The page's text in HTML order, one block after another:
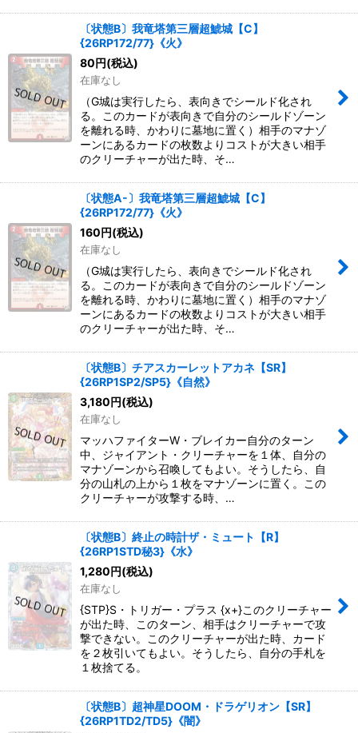
〔状態B〕我竜塔第三層超鯱城【C】
{26RP172/77}《火》
80円(税込)
在庫なし
（G城は実行したら、表向きでシールド化され
る。このカードが表向きで自分のシールドゾーン
を離れる時、かわりに墓地に置く）相手のマナゾ
ーンにあるカードの枚数よりコストが大きい相手
のクリーチャーが出た時、そ…
〔状態A-〕我竜塔第三層超鯱城【C】
{26RP172/77}《火》
160円(税込)
在庫なし
（G城は実行したら、表向きでシールド化され
る。このカードが表向きで自分のシールドゾーン
を離れる時、かわりに墓地に置く）相手のマナゾ
ーンにあるカードの枚数よりコストが大きい相手
のクリーチャーが出た時、そ…
〔状態B〕チアスカーレットアカネ【SR】
{26RP1SP2/SP5}《自然》
3,180円(税込)
在庫なし
マッハファイターW・ブレイカー自分のターン
中、ジャイアント・クリーチャーを１体、自分の
マナゾーンから召喚してもよい。そうしたら、自
分の山札の上から１枚をマナゾーンに置く。この
クリーチャーが攻撃する時、…
〔状態B〕終止の時計ザ・ミュート【R】
{26RP1STD秘3}《水》
1,280円(税込)
在庫なし
{STP}S・トリガー・プラス {x+}このクリーチャー
が出た時、このターン、相手はクリーチャーで攻
撃できない。このクリーチャーが出た時、カード
を２枚引いてもよい。そうしたら、自分の手札を
１枚捨てる。
〔状態B〕超神星DOOM・ドラゲリオン【SR】
{26RP1TD2/TD5}《闇》